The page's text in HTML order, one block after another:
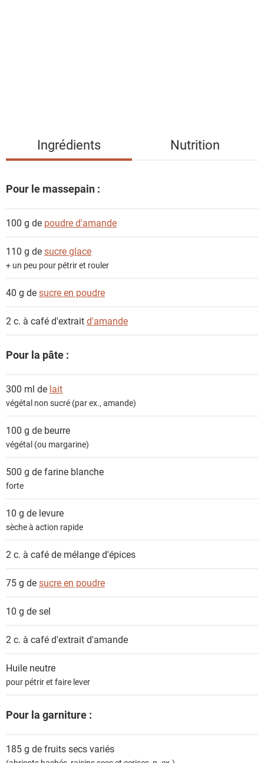
d
n
Ingrédients Nutrition
Pour le massepain :
100 g de poudre d'amande
110 g desucre glace
+ un peu pour pétrir et rouler
40 g desucre en poudre
2 c. à café d'extraitd'amande
Pour la pâte :
300 ml de lait
végétal non sucré (par ex., amande)
100 g de beurre
végétal (ou margarine)
500 g defarine blanche
forte
10 g de levure
sèche à action rapide
2 c. à café de mélange d'épices
75 g desucre en poudre
10 g desel
2 c. à caféd'extrait d'amande
Huile neutre
pour pétrir et faire lever
Pour la garniture :
185 g defruits secs variés